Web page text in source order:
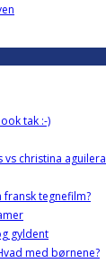
tak :-)
vs christina aguilera
fransk tegnefilm?
gyldent
med børnene?